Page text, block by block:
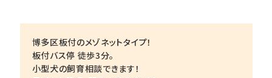
博多区板付のメゾネットタイプ！
板付バス停 徒歩3分。
小型犬の飼育相談できます！